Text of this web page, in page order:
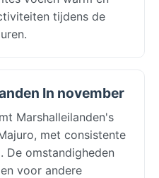
tijdens de
In november
Marshalleilanden's
met consistente
De omstandigheden
voor andere